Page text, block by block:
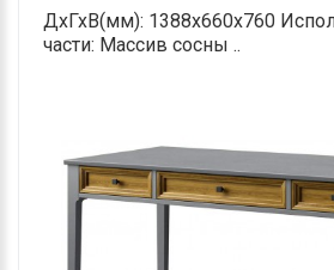
ДхГхВ(мм): 1388х660х760
части: Массив сосны ..